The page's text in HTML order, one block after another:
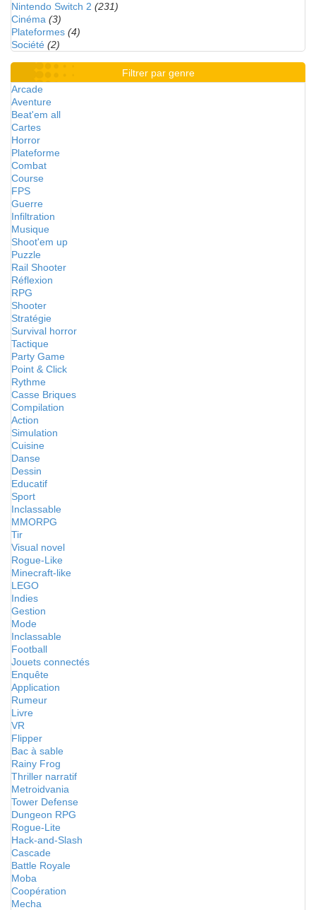
Nintendo Switch 2 (231)
Cinéma (3)
Plateformes (4)
Société (2)
Filtrer par genre
Arcade
Aventure
Beat'em all
Cartes
Horror
Plateforme
Combat
Course
FPS
Guerre
Infiltration
Musique
Shoot'em up
Puzzle
Rail Shooter
Réflexion
RPG
Shooter
Stratégie
Survival horror
Tactique
Party Game
Point & Click
Rythme
Casse Briques
Compilation
Action
Simulation
Cuisine
Danse
Dessin
Educatif
Sport
Inclassable
MMORPG
Tir
Visual novel
Rogue-Like
Minecraft-like
LEGO
Indies
Gestion
Mode
Inclassable
Football
Jouets connectés
Enquête
Application
Rumeur
Livre
VR
Flipper
Bac à sable
Rainy Frog
Thriller narratif
Metroidvania
Tower Defense
Dungeon RPG
Rogue-Lite
Hack-and-Slash
Cascade
Battle Royale
Moba
Coopération
Mecha